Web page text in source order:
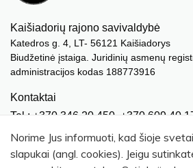
Kaišiadorių rajono savivaldybė
Katedros g. 4, LT- 56121 Kaišiadorys
Biudžetinė įstaiga. Juridinių asmenų
administracijos kodas 188773916
Kontaktai
Tel.: +370 346 20 450, +370 609 40
El. paštas.: meras@kaisiadorys.lt
dokumentai@kaisiadorys.lt
Norime Jus informuoti, kad šioje
slapukai (angl. cookies). Jeigu